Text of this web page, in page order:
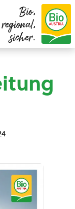
Bio,
regional,
sicher.